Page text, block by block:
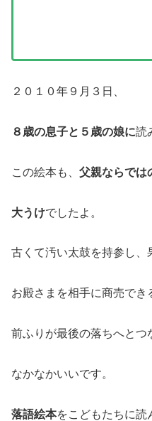
２０１０年９月３日、
８歳の息子と５歳の娘に読
この絵本も、 父親ならでは
大うけでしたよ。
古くて汚い太鼓を持参し、
お殿さまを相手に商売でき
前ふりが最後の落ちへとつ
なかなかいいです。
落語絵本をこどもたちに読